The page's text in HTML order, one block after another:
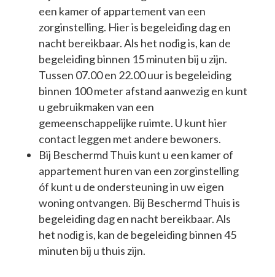
een kamer of appartement van een
zorginstelling. Hier is begeleiding dag en
nacht bereikbaar. Als het nodig is, kan de
begeleiding binnen 15 minuten bij u zijn.
Tussen 07.00 en 22.00 uur is begeleiding
binnen 100 meter afstand aanwezig en kunt
u gebruikmaken van een
gemeenschappelijke ruimte. U kunt hier
contact leggen met andere bewoners.
Bij Beschermd Thuis kunt u een kamer of
appartement huren van een zorginstelling
óf kunt u de ondersteuning in uw eigen
woning ontvangen. Bij Beschermd Thuis is
begeleiding dag en nacht bereikbaar. Als
het nodig is, kan de begeleiding binnen 45
minuten bij u thuis zijn.